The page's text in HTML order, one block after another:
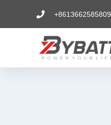
+8613662585809